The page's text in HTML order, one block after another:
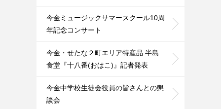
今金ミュージックサマースクール10周
年記念コンサート
今金・せたな２町エリア特産品 半島
食堂『十八番(おはこ)』記者発表
今金中学校生徒会役員の皆さんとの懇
談会